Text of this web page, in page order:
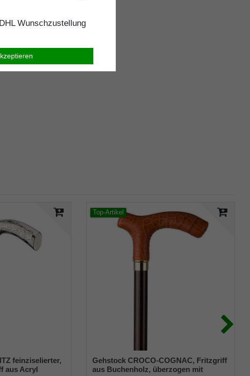
feinziselierter,
aus Acryl
Top-Artikel
Gehstock CROCO-COGNAC, Fritzgriff
aus Buchenholz, überzogen mit
DHL Wunschzustellung